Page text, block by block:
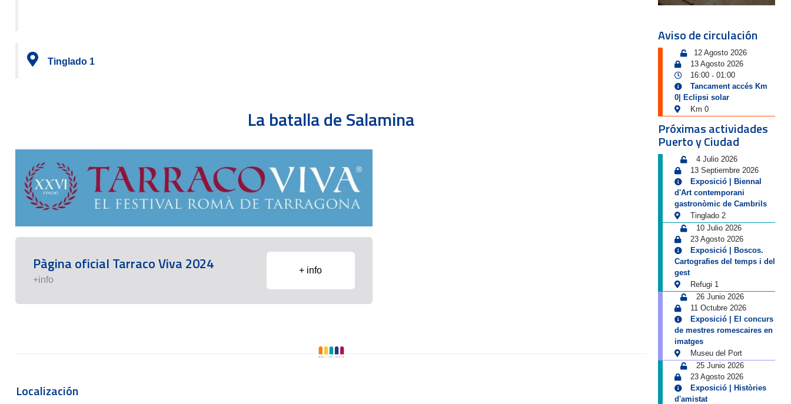
Tinglado 1
La batalla de Salamina
Pàgina oficial Tarraco Viva 2024
+info
+ info
Localización
Aviso de circulación
12 Agosto 2026
13 Agosto 2026
16:00- 01:00
Tancament accés Km
0| Eclipsi solar
Km 0
Próximas actividades
Puerto y Ciudad
4 Julio 2026
13 Septiembre 2026
Exposició | Biennal
d'Art contemporani
gastronòmic de Cambrils
Tinglado 2
10 Julio 2026
23 Agosto 2026
Exposició | Boscos.
Cartografies del temps i del
gest
Refugi 1
26 Junio 2026
11 Octubre 2026
Exposició | El concurs
de mestres romescaires en
imatges
Museu del Port
25 Junio 2026
23 Agosto 2026
Exposició | Històries
d'amistat